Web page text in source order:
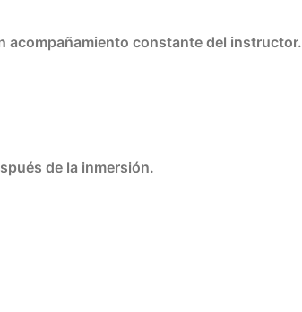
acompañamiento constante del instructor.
de la inmersión.